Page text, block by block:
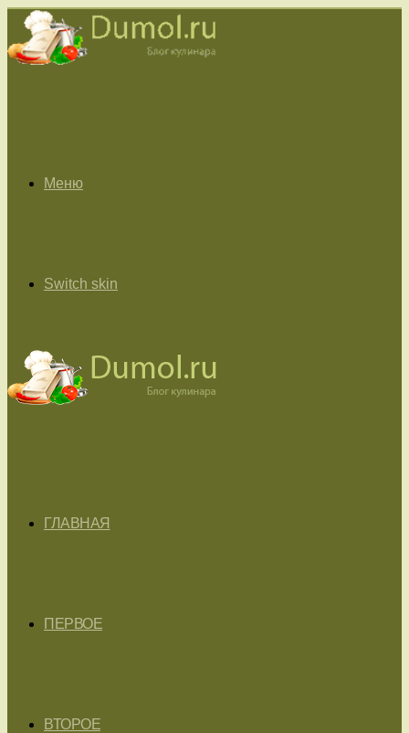
Меню
Switch skin
ГЛАВНАЯ
ПЕРВОЕ
ВТОРОЕ